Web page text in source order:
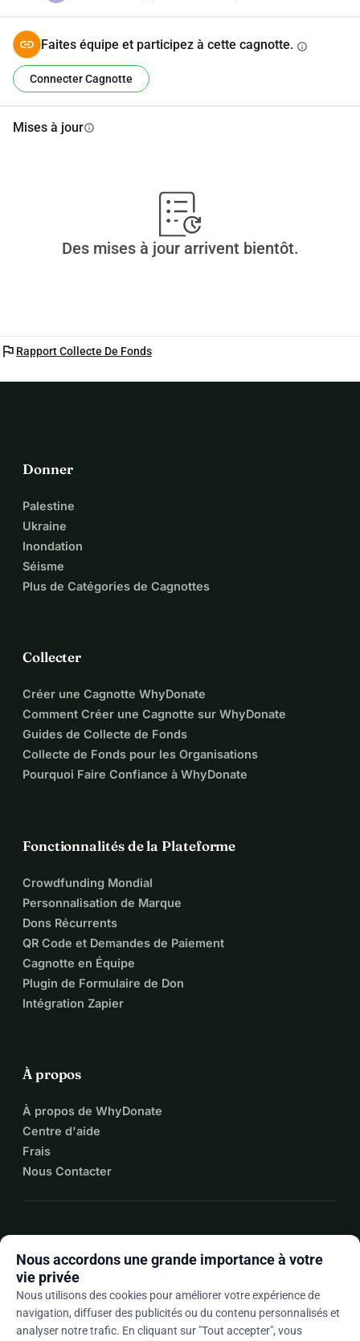
Faites équipe et participez à cette cagnotte. info
Connecter Cagnotte
Mises à jourinfo
Des mises à jour arrivent bientôt.
flag Rapport Collecte De Fonds
Donner
Palestine
Ukraine
Inondation
Séisme
Plus de Catégories de Cagnottes
Collecter
Créer une Cagnotte WhyDonate
Comment Créer une Cagnotte sur WhyDonate
Guides de Collecte de Fonds
Collecte de Fonds pour les Organisations
Pourquoi Faire Confiance à WhyDonate
Fonctionnalités de la Plateforme
Crowdfunding Mondial
Personnalisation de Marque
Dons Récurrents
QR Code et Demandes de Paiement
Cagnotte en Équipe
Plugin de Formulaire de Don
Intégration Zapier
À propos
À propos de WhyDonate
Centre d'aide
Frais
Nous Contacter
Fr arrow_drop_down
Nous accordons une grande importance à votre
vie privée
Nous utilisons des cookies pour améliorer votre expérience de
navigation, diffuser des publicités ou du contenu personnalisés et
analyser notre trafic. En cliquant sur "Tout accepter", vous